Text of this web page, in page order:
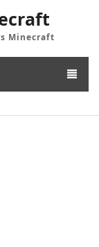
Minecraft